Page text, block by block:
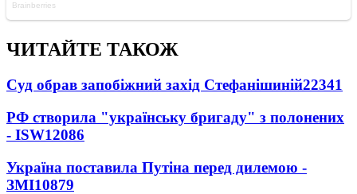
ЧИТАЙТЕ ТАКОЖ
Суд обрав запобіжний захід Стефанішиній22341
РФ створила "українську бригаду" з полонених
- ISW12086
Україна поставила Путіна перед дилемою -
ЗМІ10879